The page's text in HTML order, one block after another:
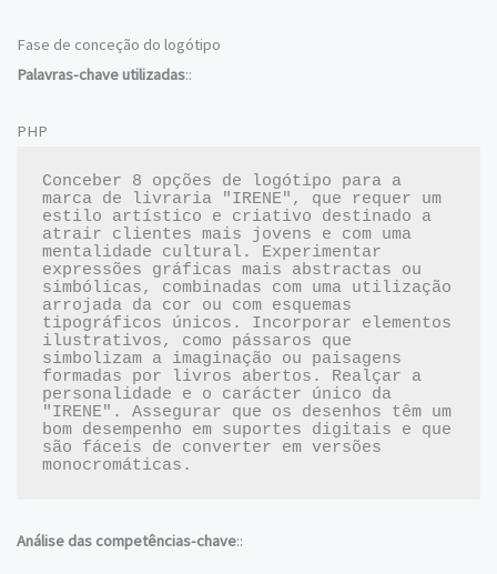
Fase de conceção do logótipo
Palavras-chave utilizadas::
PHP
Conceber 8 opções de logótipo para a
marca de livraria "IRENE", que requer um
estilo artístico e criativo destinado a
atrair clientes mais jovens e com uma
mentalidade cultural. Experimentar
expressões gráficas mais abstractas ou
simbólicas, combinadas com uma utilização
arrojada da cor ou com esquemas
tipográficos únicos. Incorporar elementos
ilustrativos, como pássaros que
simbolizam a imaginação ou paisagens
formadas por livros abertos. Realçar a
personalidade e o carácter único da
"IRENE". Assegurar que os desenhos têm um
bom desempenho em suportes digitais e que
são fáceis de converter em versões
Análise das competências-chave::